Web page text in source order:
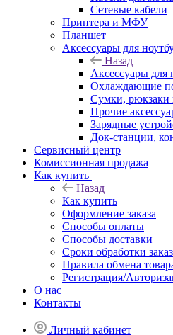
Сетевые кабели
Принтера и МФУ
Планшет
Аксессуары для
Назад
Аксессуары для
Охлаждающие
Сумки, рюкзаки
Прочие
Зарядные
Док-станции,
Сервисный центр
Комиссионная продажа
Как купить
Назад
Как купить
Оформление заказа
Способы оплаты
Способы доставки
Сроки обработки
Правила обмена
Регистрация/
О нас
Контакты
Личный кабинет